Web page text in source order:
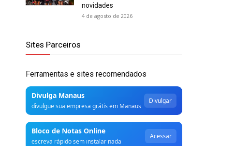
novidades
4 de agosto de 2026
Sites Parceiros
Ferramentas e sites recomendados
Divulga Manaus
divulgue sua empresa grátis em Manaus
Divulgar
Bloco de Notas Online
escreva rápido sem instalar nada
Acessar